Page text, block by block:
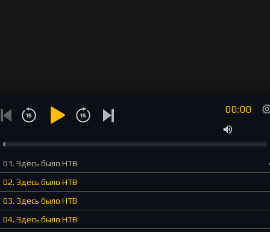
00:00
01. Здесь было НТВ
02. Здесь было НТВ
03. Здесь было НТВ
04. Здесь было НТВ